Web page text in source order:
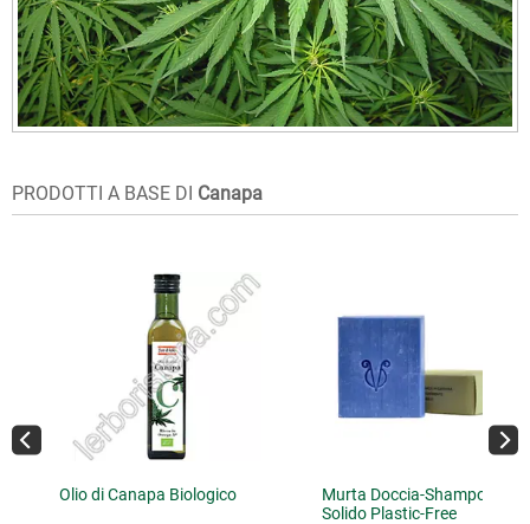
PRODOTTI A BASE DI Canapa
Olio di Canapa Biologico
Murta Doccia-Shampoo
Solido Plastic-Free